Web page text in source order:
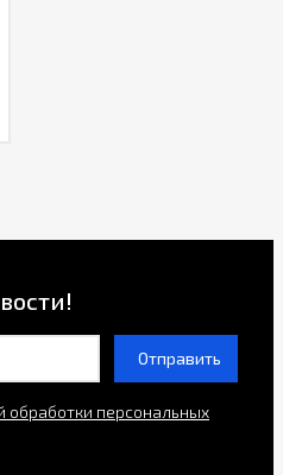
Отправить
обработки персональных